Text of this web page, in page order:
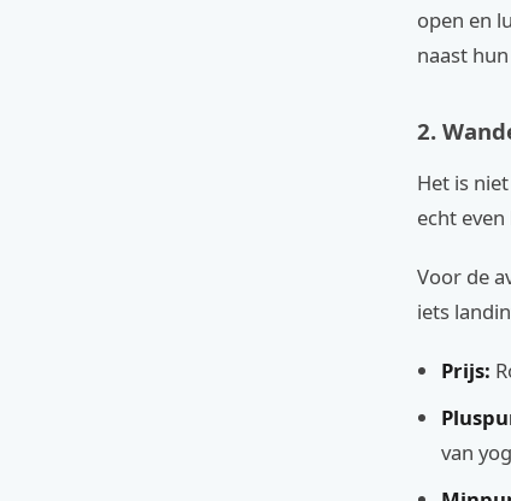
open en
naast
2.
Het is
echt
Voor de
iets
Prijs:
van